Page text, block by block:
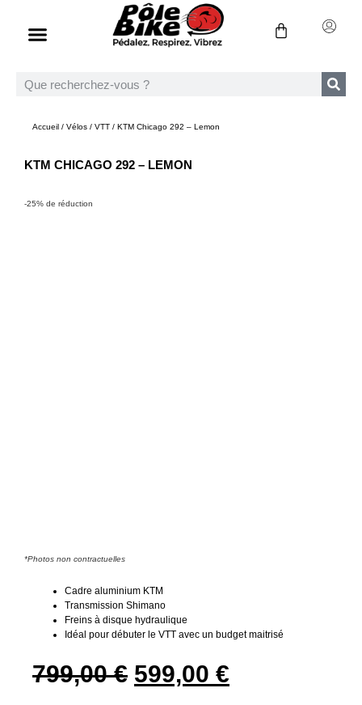
Accueil / Vélos / VTT / KTM Chicago 292 – Lemon
KTM CHICAGO 292 – LEMON
-25% de réduction
*Photos non contractuelles
Cadre aluminium KTM
Transmission Shimano
Freins à disque hydraulique
Idéal pour débuter le VTT avec un budget maitrisé
799,00€ 599,00 €